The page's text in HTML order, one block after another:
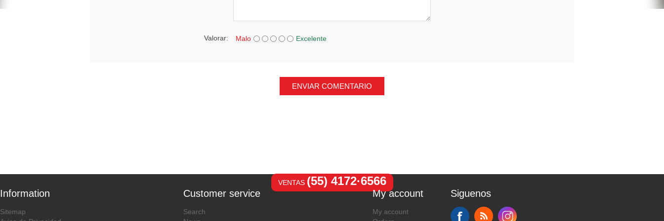
Valorar: Malo Excelente
ENVIAR COMENTARIO
VENTAS (55) 4172·6566
Information
Sitemap
Customer service
Search
My account
My account
Siguenos